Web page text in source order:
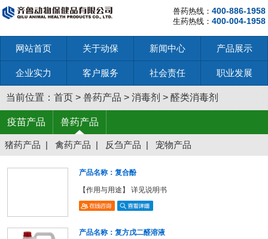
兽药热线： 400-886-1958
生药热线： 400-004-1958
网站首页 关于动保 新闻中心 产品展示
企业实力 客户服务 社会责任 职业发展
当前位置： 首页 > 兽药产品 > 消毒剂 > 醛类消毒剂
疫苗产品 兽药产品
猪药产品 | 禽药产品 | 反刍产品 | 宠物产品
产品名称：复合酚
【作用与用途】 详见说明书
产品名称：复方戊二醛溶液